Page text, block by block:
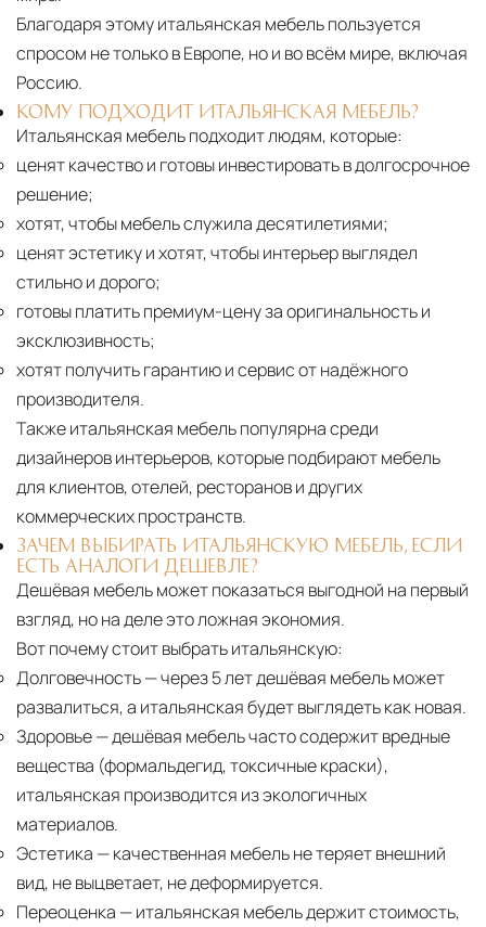
Благодаря этому итальянская мебель пользуется
спросом не только в Европе, но и во всём мире, включая
Россию.
КОМУ ПОДХОДИТ ИТАЛЬЯНСКАЯ МЕБЕЛЬ?
Итальянская мебель подходит людям, которые:
ценят качество и готовы инвестировать в долгосрочное
решение;
хотят, чтобы мебель служила десятилетиями;
ценят эстетику и хотят, чтобы интерьер выглядел
стильно и дорого;
готовы платить премиум-цену за оригинальность и
эксклюзивность;
хотят получить гарантию и сервис от надёжного
производителя.
Также итальянская мебель популярна среди
дизайнеров интерьеров, которые подбирают мебель
для клиентов, отелей, ресторанов и других
коммерческих пространств.
ЗАЧЕМ ВЫБИРАТЬ ИТАЛЬЯНСКУЮ МЕБЕЛЬ, ЕСЛИ
ЕСТЬ АНАЛОГИ ДЕШЕВЛЕ?
Дешёвая мебель может показаться выгодной на первый
взгляд, но на деле это ложная экономия.
Вот почему стоит выбрать итальянскую:
Долговечность— через 5 лет дешёвая мебель может
развалиться, а итальянская будет выглядеть как новая.
Здоровье— дешёвая мебель часто содержит вредные
вещества (формальдегид, токсичные краски),
итальянская производится из экологичных
материалов.
Эстетика — качественная мебель не теряет внешний
вид, не выцветает, не деформируется.
Переоценка — итальянская мебель держит стоимость,